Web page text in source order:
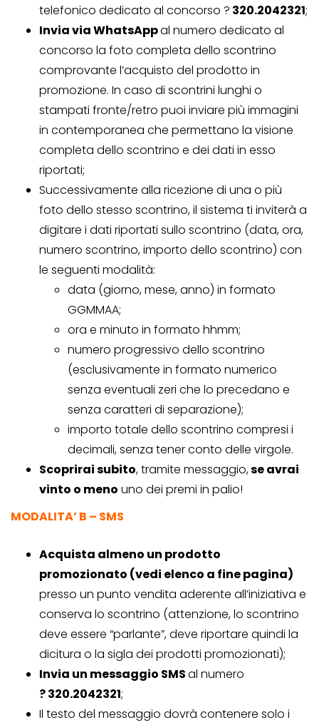
telefonico dedicato al concorso ? 320.2042321;
Invia via WhatsAppal numero dedicato al
concorso la foto completa dello scontrino
comprovante l’acquisto del prodotto in
promozione. In caso di scontrini lunghi o
stampati fronte/retro puoi inviare più immagini
in contemporanea che permettano la visione
completa dello scontrino e dei dati in esso
riportati;
Successivamente alla ricezione di una o più
foto dello stesso scontrino, il sistema ti inviterà a
digitare i dati riportati sullo scontrino (data, ora,
numero scontrino, importo dello scontrino) con
le seguenti modalità:
data (giorno, mese, anno) in formato
GGMMAA;
ora e minuto in formato hhmm;
numero progressivo dello scontrino
(esclusivamente in formato numerico
senza eventuali zeri che lo precedano e
senza caratteri di separazione);
importo totale dello scontrino compresi i
decimali, senza tener conto delle virgole.
Scoprirai subito, tramite messaggio,se avrai
vinto o meno uno dei premi in palio!
MODALITA’ B – SMS
Acquista almeno un prodotto
promozionato (vedi elenco a fine pagina)
presso un punto vendita aderente all’iniziativa e
conserva lo scontrino (attenzione, lo scontrino
deve essere “parlante”, deve riportare quindi la
dicitura o la sigla dei prodotti promozionati);
Invia un messaggio SMSal numero
? 320.2042321;
Il testo del messaggio dovrà contenere solo i